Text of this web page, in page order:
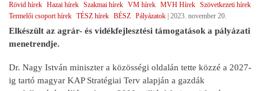
Rövid hírek Hazai hírek Szakmai hírek VM hírek MVH Hírek Szövetkezeti hírek
Termelői csoport hírek TÉSZ hírek BÉSZ Pályázatok 2023. november 20.
Elkészült az agrár- és vidékfejlesztési támogatások a pályázati
menetrendje.
Dr. Nagy István miniszter a közösségi oldalán tette közzé a 2027-
ig tartó magyar KAP Stratégiai Terv alapján a gazdák